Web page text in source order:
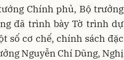
Chính phủ, Bộ trưởng
đã trình bày Tờ trình dự
số cơ chế, chính sách đặc
Nguyễn Chí Dũng, Nghị